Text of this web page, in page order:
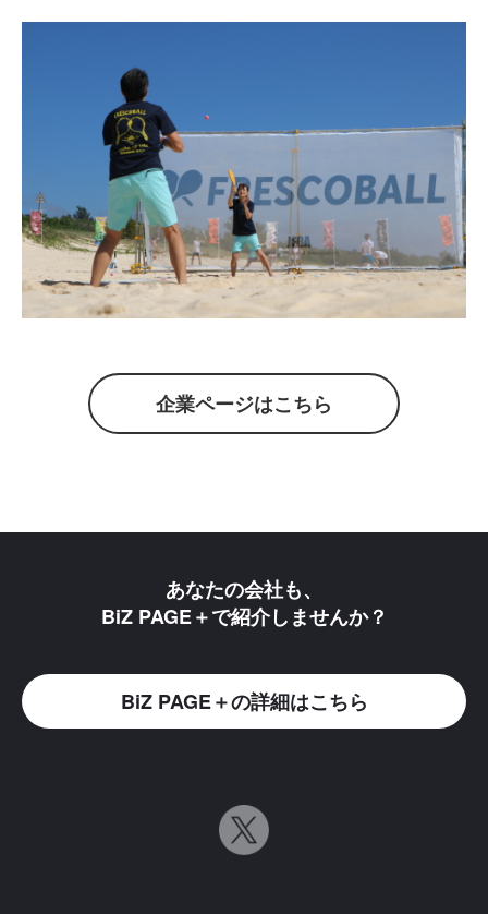
企業ページはこちら
あなたの会社も、
BiZ PAGE＋で紹介しませんか？
BiZ PAGE＋の詳細はこちら